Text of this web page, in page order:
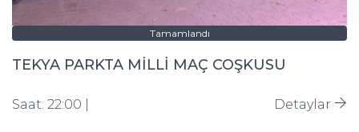
Tamamlandı
TEKYA PARKTA MİLLİ MAÇ COŞKUSU
Saat: 22:00 | Detaylar